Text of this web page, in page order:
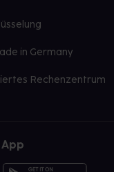
in Germany
Rechenzentrum